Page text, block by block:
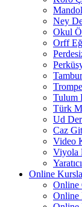
Ney
Okul
Orff
Tulum
Türk
Ud
Caz
Video
Viyola
Online
Online
Online